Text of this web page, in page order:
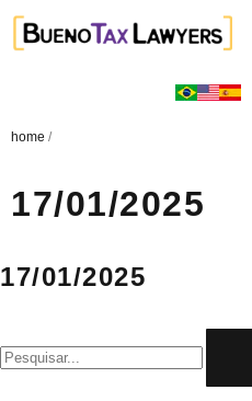
home /
17/01/2025
17/01/2025